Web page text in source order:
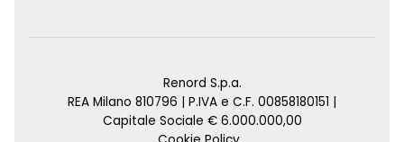
Renord S.p.a.
REA Milano 810796 | P.IVA e C.F. 00858180151 |
Capitale Sociale € 6.000.000,00